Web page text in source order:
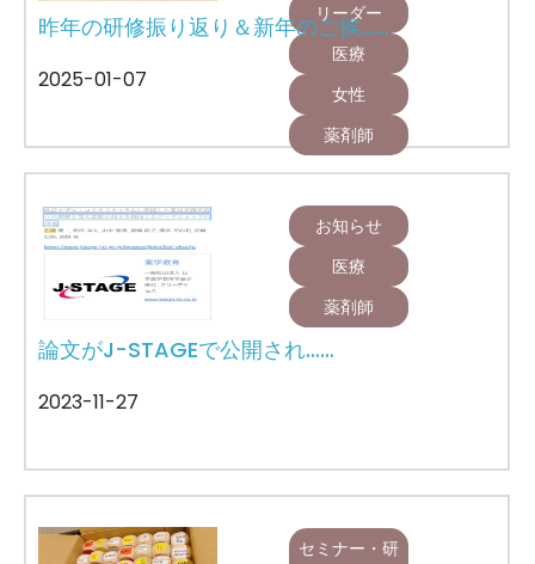
リーダー
医療
女性
薬剤師
昨年の研修振り返り＆新年のご挨……
2025-01-07
お知らせ
医療
薬剤師
論文がJ-STAGEで公開され……
2023-11-27
セミナー・研